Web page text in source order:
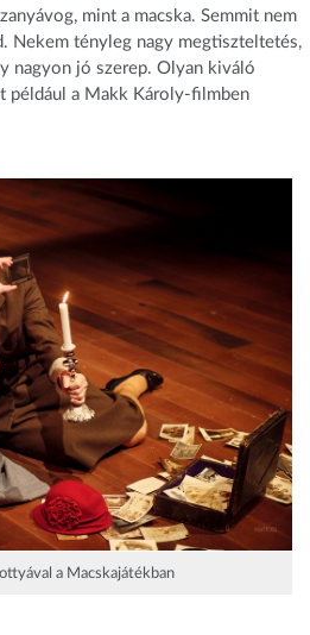
mint a macska. Semmit nem
Nekem tényleg nagy megtiszteltetés,
nagyon jó szerep. Olyan kiváló
például a Makk Károly-filmben
a Macskajátékban